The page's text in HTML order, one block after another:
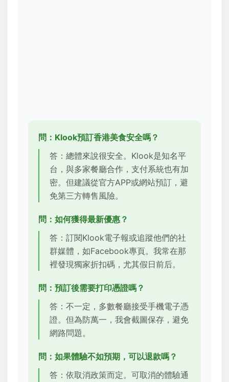
問：Klook預訂香港美食安全嗎？
答：總體來說很安全。Klook是知名平
台，與多家餐廳合作，支付系統也有加
密。但建議從官方APP或網站預訂，避
免第三方轉售風險。
問：如何獲得最新優惠？
答：訂閱Klook電子報或追蹤他們的社
群媒體，如Facebook專頁。我常在那
裡發現獨家折扣碼，尤其假日前后。
問：預訂後需要打印憑證嗎？
答：不一定，多數餐廳接受手機電子憑
證。但為防萬一，我會截圖保存，避免
網路問題。
問：如果體驗不如預期，可以退款嗎？
答：依取消政策而定。可取消的體驗通